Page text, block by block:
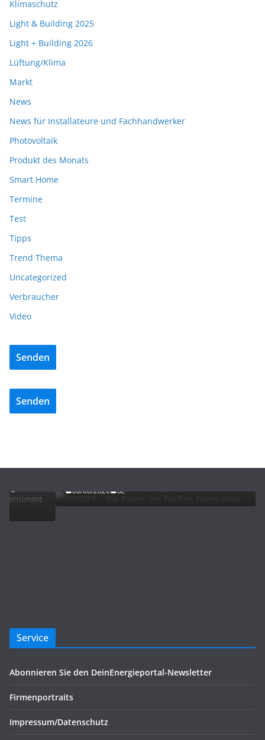
Klimaschutz
Light & Building 2025
Light + Building 2026
Lüftung/Klima
Markt
News
News für Installateure und Fachhandwerker
Photovoltaik
Produkt des Monats
Smart Home
Termine
Test
Tipps
Trend Thema
Uncategorized
Verbraucher
Video
Senden
Senden
REISSER – Die Power der fünften Generation
06/08/2026 dc
Service
Abonnieren Sie den DeinEnergieportal-Newsletter
Firmenportraits
Impressum/Datenschutz